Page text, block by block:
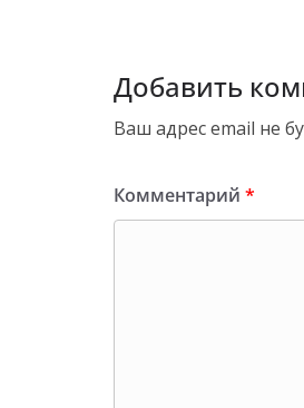
Добавить
Ваш адрес email не
Комментарий *